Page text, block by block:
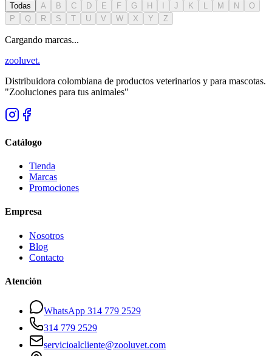
Todas A B C D E F G H I J K L M N
O
P
Q R S T U V W X Y Z
Cargando marcas...
zooluvet.
Distribuidora colombiana de productos veterinarios y para mascotas.
"Zooluciones para tus animales"
Catálogo
Tienda
Marcas
Promociones
Empresa
Nosotros
Blog
Contacto
Atención
WhatsApp 314 779 2529
314 779 2529
servicioalcliente@zooluvet.com